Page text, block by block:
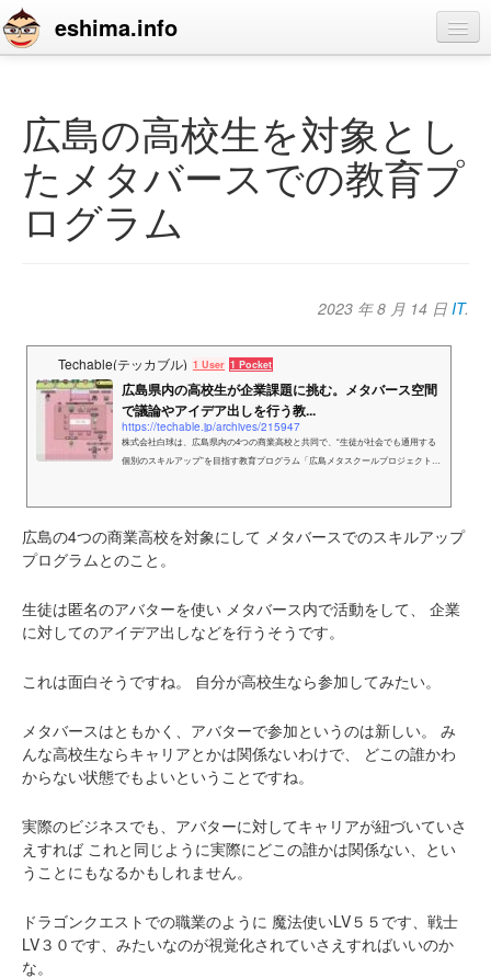
eshima.info
blog
profile
contact
広島の高校生を対象とし
たメタバースでの教育プ
ログラム
2023 年 8 月 14 日 IT.
Techable(テッカブル) 1 User 1 Pocket
広島県内の高校生が企業課題に挑む。メタバース空間
で議論やアイデア出しを行う教...
https://techable.jp/archives/215947
株式会社白球は、広島県内の4つの商業高校と共同で、“生徒が社会でも通用する
個別のスキルアップ”を目指す教育プログラム「広島メタスクールプロジェクト」
広島の4つの商業高校を対象にして メタバースでのスキルアップ
プログラムとのこと。
生徒は匿名のアバターを使い メタバース内で活動をして、
企業
に対してのアイデア出しなどを行うそうです。
これは面白そうですね。 自分が高校生なら参加してみたい。
メタバースはともかく、アバターで参加というのは新しい。
み
んな高校生ならキャリアとかは関係ないわけで、
どこの誰かわ
からない状態でもよいということですね。
実際のビジネスでも、アバターに対してキャリアが紐づいていさ
えすれば これと同じように実際にどこの誰かは関係ない、とい
うことにもなるかもしれません。
ドラゴンクエストでの職業のように 魔法使いLV５５です、戦士
LV３０です、みたいなのが視覚化されていさえすればいいのか
な。